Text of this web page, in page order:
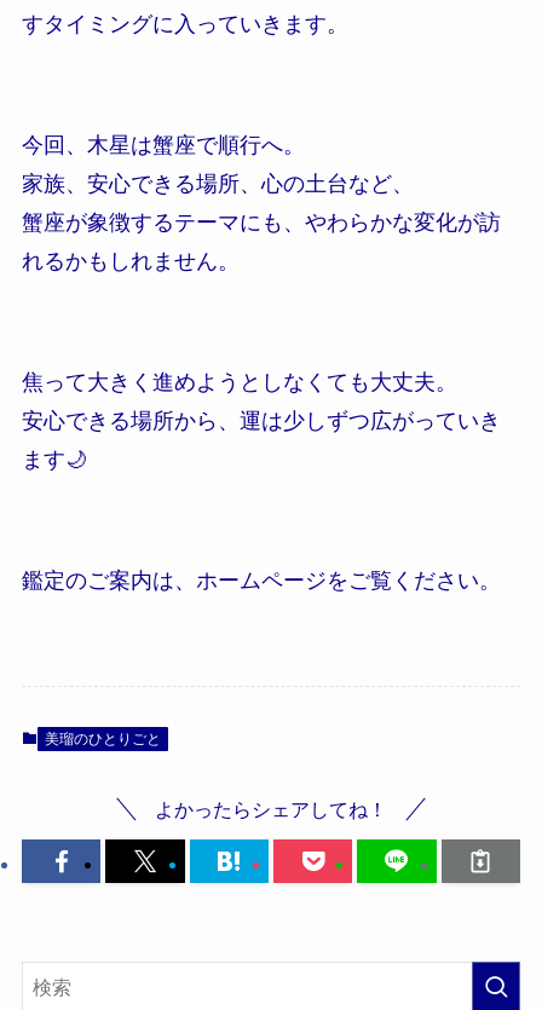
すタイミングに入っていきます。
今回、木星は蟹座で順行へ。
家族、安心できる場所、心の土台など、
蟹座が象徴するテーマにも、やわらかな変化が訪
れるかもしれません。
焦って大きく進めようとしなくても大丈夫。
安心できる場所から、運は少しずつ広がっていき
ます🌙
鑑定のご案内は、ホームページをご覧ください。
美瑠のひとりごと
よかったらシェアしてね！